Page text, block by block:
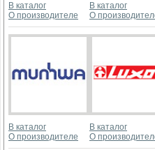
В каталог
О производителе
В каталог
О
В каталог
О производителе
В каталог
О